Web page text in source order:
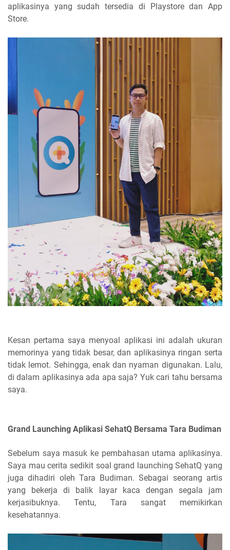
aplikasinya yang sudah tersedia di Playstore dan App
Store.
Kesan pertama saya menyoal aplikasi ini adalah ukuran
memorinya yang tidak besar, dan aplikasinya ringan serta
tidak lemot. Sehingga, enak dan nyaman digunakan. Lalu,
di dalam aplikasinya ada apa saja? Yuk cari tahu bersama
saya.
Grand Launching Aplikasi SehatQ Bersama Tara Budiman
Sebelum saya masuk ke pembahasan utama aplikasinya.
Saya mau cerita sedikit soal grand launching SehatQ yang
juga dihadiri oleh Tara Budiman. Sebagai seorang artis
yang bekerja di balik layar kaca dengan segala jam
kerjasibuknya. Tentu, Tara sangat memikirkan
kesehatannya.